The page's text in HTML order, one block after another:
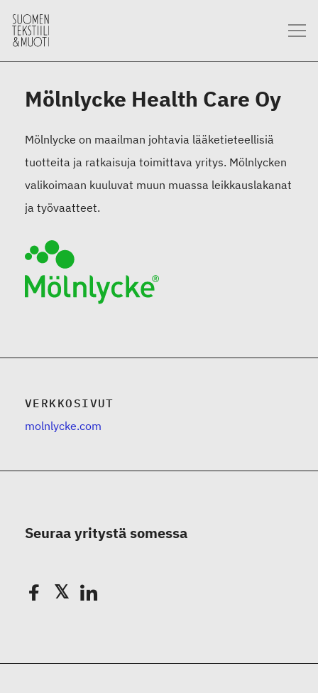
Mölnlycke Health Care Oy
Mölnlycke on maailman johtavia lääketieteellisiä
tuotteita ja ratkaisuja toimittava yritys. Mölnlycken
valikoimaan kuuluvat muun muassa leikkauslakanat
ja työvaatteet.
VERKKOSIVUT
molnlycke.com
Seuraa yritystä somessa